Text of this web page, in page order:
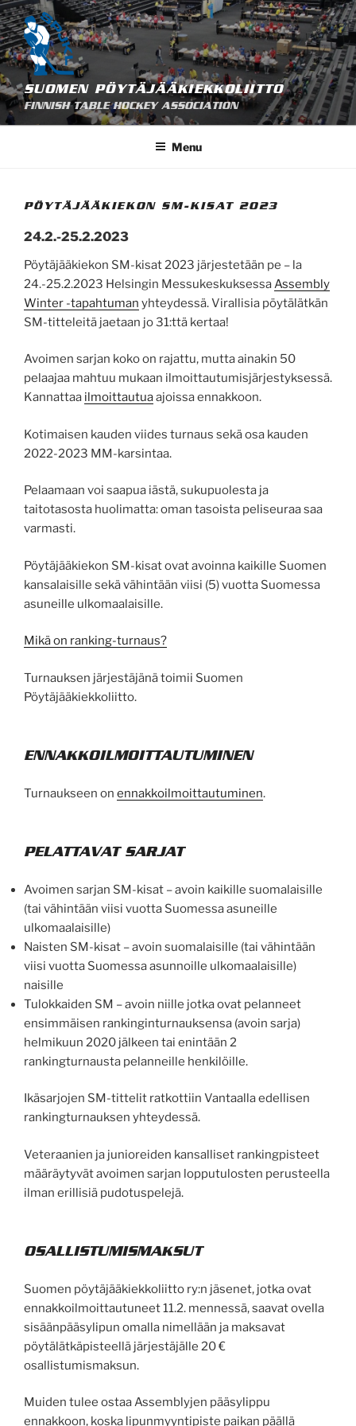
Skip
to
content
SUOMEN PÖYTÄJÄÄKIEKKOLIITTO
FINNISH TABLE HOCKEY ASSOCIATION
Menu
PÖYTÄJÄÄKIEKON SM-KISAT 2023
24.2.-25.2.2023
Pöytäjääkiekon SM-kisat 2023 järjestetään pe – la
24.-25.2.2023 Helsingin MessukeskuksessaAssembly
Winter -tapahtuman yhteydessä. Virallisia pöytälätkän
SM-titteleitä jaetaan jo 31:ttä kertaa!
Avoimen sarjan koko on rajattu, mutta ainakin 50
pelaajaa mahtuu mukaan ilmoittautumisjärjestyksessä.
Kannattaa ilmoittautuaajoissa ennakkoon.
Kotimaisen kauden viides turnaus sekä osa kauden
2022-2023 MM-karsintaa.
Pelaamaan voi saapua iästä, sukupuolesta ja
taitotasosta huolimatta: oman tasoista peliseuraa saa
varmasti.
Pöytäjääkiekon SM-kisat ovat avoinna kaikille Suomen
kansalaisille sekä vähintään viisi (5) vuotta Suomessa
asuneille ulkomaalaisille.
Mikä on ranking-turnaus?
Turnauksen järjestäjänä toimii Suomen
Pöytäjääkiekkoliitto.
ENNAKKOILMOITTAUTUMINEN
Turnaukseen on ennakkoilmoittautuminen.
PELATTAVAT SARJAT
Avoimen sarjan SM-kisat – avoin kaikille suomalaisille
(tai vähintään viisi vuotta Suomessa asuneille
ulkomaalaisille)
Naisten SM-kisat – avoin suomalaisille (tai vähintään
viisi vuotta Suomessa asunnoille ulkomaalaisille)
naisille
Tulokkaiden SM – avoin niille jotka ovat pelanneet
ensimmäisen rankinginturnauksensa (avoin sarja)
helmikuun 2020 jälkeen tai enintään 2
rankingturnausta pelanneille henkilöille.
Ikäsarjojen SM-tittelit ratkottiin Vantaalla edellisen
rankingturnauksen yhteydessä.
Veteraanien ja junioreiden kansalliset rankingpisteet
määräytyvät avoimen sarjan lopputulosten perusteella
ilman erillisiä pudotuspelejä.
OSALLISTUMISMAKSUT
Suomen pöytäjääkiekkoliitto ry:n jäsenet, jotka ovat
ennakkoilmoittautuneet 11.2. mennessä, saavat ovella
sisäänpääsylipun omalla nimellään ja maksavat
pöytälätkäpisteellä järjestäjälle 20 €
osallistumismaksun.
Muiden tulee ostaa Assemblyjen pääsylippu
ennakkoon, koska lipunmyyntipiste paikan päällä